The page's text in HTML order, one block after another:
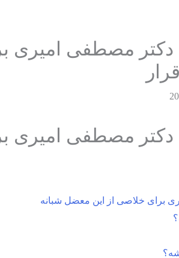
دکتر مصطفی امیری
دکتر مصطفی امیری
برای خلاصی از این معضل شبانه